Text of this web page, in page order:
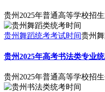
贵州2025年普通高等学校招
贵州舞蹈统考考试时间贵州
贵州2025年高考书法类专业
贵州2025年普通高等学校招